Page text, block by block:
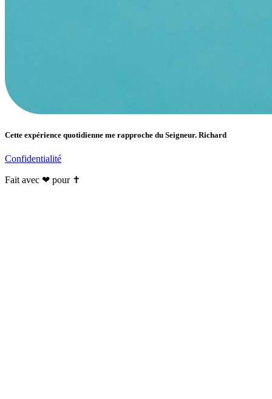
Cette expérience quotidienne me rapproche du Seigneur. Richard
Confidentialité
Fait avec ❤ pour ✝️️